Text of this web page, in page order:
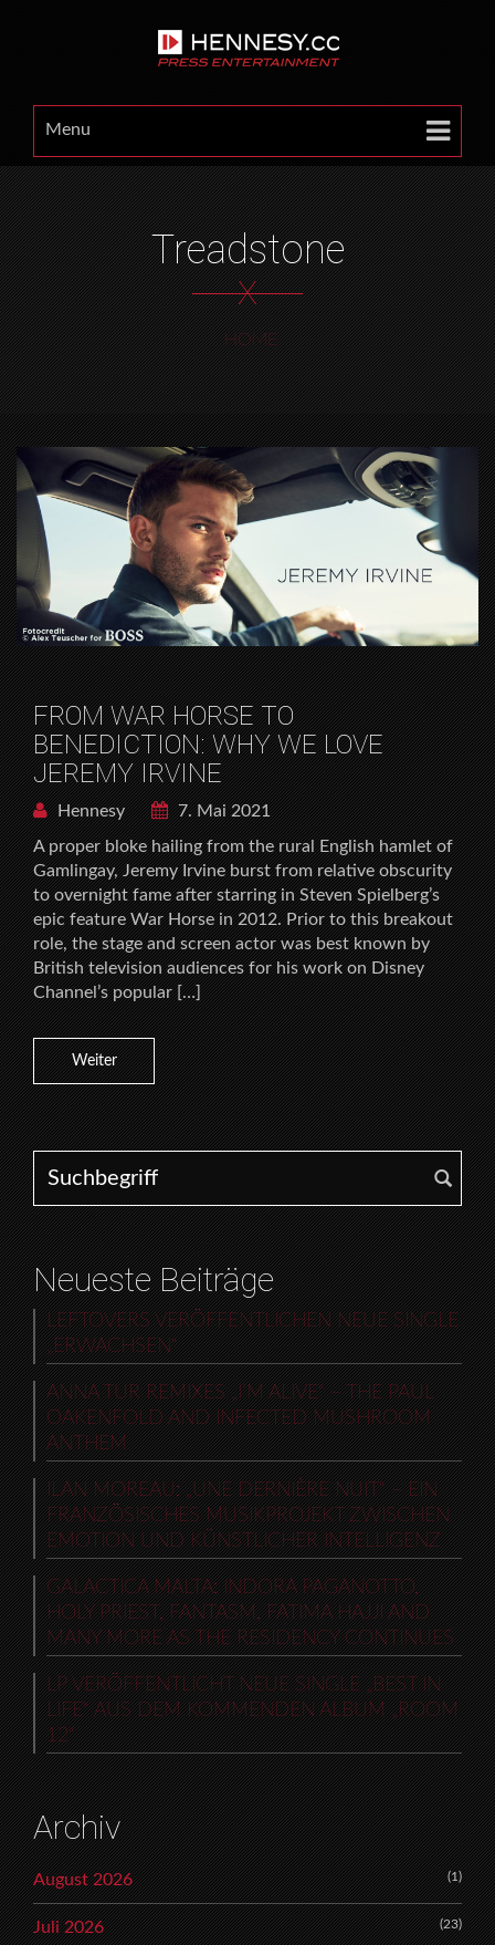
Menu
Treadstone
X
HOME
FROM WAR HORSE TO
BENEDICTION: WHY WE LOVE
JEREMY IRVINE
Hennesy
7. Mai 2021
A proper bloke hailing from the rural English hamlet of
Gamlingay, Jeremy Irvine burst from relative obscurity
to overnight fame after starring in Steven Spielberg’s
epic feature War Horse in 2012. Prior to this breakout
role, the stage and screen actor was best known by
British television audiences for his work on Disney
Channel’s popular […]
Weiter
Search for:
Neueste Beiträge
LEFTOVERS VERÖFFENTLICHEN NEUE SINGLE
„ERWACHSEN“
ANNA TUR REMIXES „I’M ALIVE“ – THE PAUL
OAKENFOLD AND INFECTED MUSHROOM
ANTHEM
ILAN MOREAU: „UNE DERNIÈRE NUIT“ – EIN
FRANZÖSISCHES MUSIKPROJEKT ZWISCHEN
EMOTION UND KÜNSTLICHER INTELLIGENZ
GALACTICA MALTA: INDORA PAGANOTTO,
HOLY PRIEST, FANTASM, FATIMA HAJJI AND
MANY MORE AS THE RESIDENCY CONTINUES
LP VERÖFFENTLICHT NEUE SINGLE „BEST IN
LIFE“ AUS DEM KOMMENDEN ALBUM „ROOM
12“
Archiv
August 2026 (1)
Juli 2026 (23)